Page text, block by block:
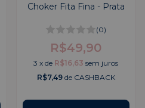
Choker Fita Fina - Prata
(0)
R$49,90
3 xde R$16,63 sem juros
R$7,49de CASHBACK